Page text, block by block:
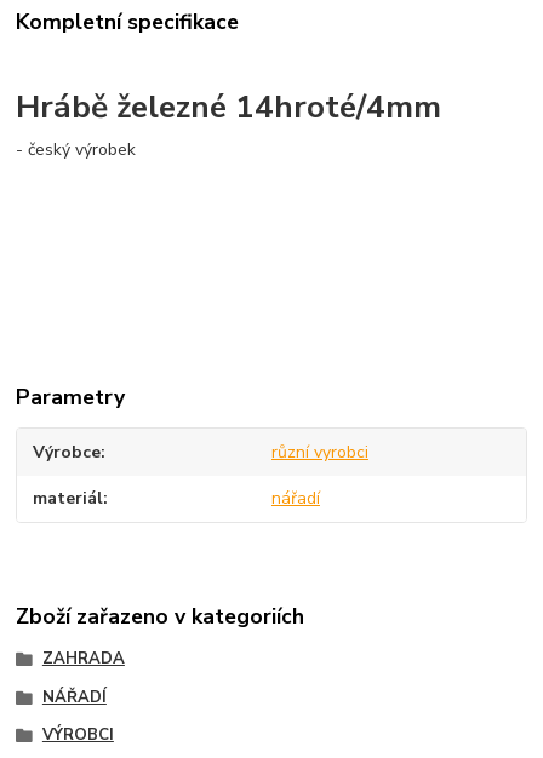
Kompletní specifikace
Hrábě železné 14hroté/4mm
- český výrobek
Parametry
Výrobce různí vyrobci
materiál nářadí
Zboží zařazeno v kategoriích
ZAHRADA
NÁŘADÍ
VÝROBCI